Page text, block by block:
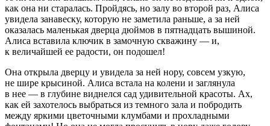
как она ни старалась. Пройдясь, но залу во второй раз, Алиса
увидела занавеску, которую не заметила раньше, а за ней
оказалась маленькая дверца дюймов в пятнадцать вышиной.
Алиса вставила ключик в замочную скважину — и,
к величайшей ее радости, он подошел!
Она открыла дверцу и увидела за ней нору, совсем узкую,
не шире крысиной. Алиса встала на колени и заглянула
в нее — в глубине виднелся сад удивительной красоты. Ах,
как ей захотелось выбраться из темного зала и побродить
между яркими цветочными клумбами и прохладными